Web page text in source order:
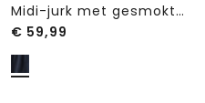
Midi-jurk met gesmokte bovenkant
€ 59,99